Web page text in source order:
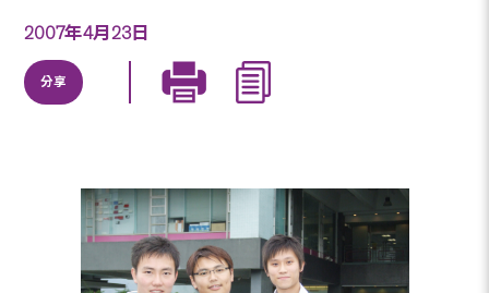
2007年4月23日
分享